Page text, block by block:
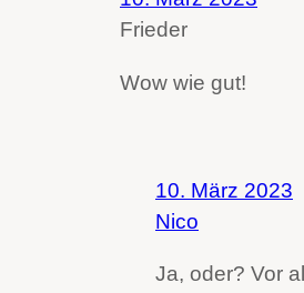
Frieder
Wow wie gut!
10. März 2023
Nico
Ja, oder? Vor